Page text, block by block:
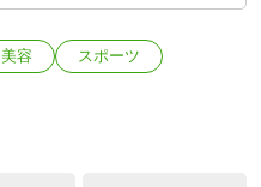
美容
スポーツ